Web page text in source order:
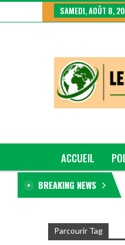
SAMEDI, AOÛT 8,
ACCUEIL
GRAND GENRE
BREAKING NEWS
Parcourir Tag